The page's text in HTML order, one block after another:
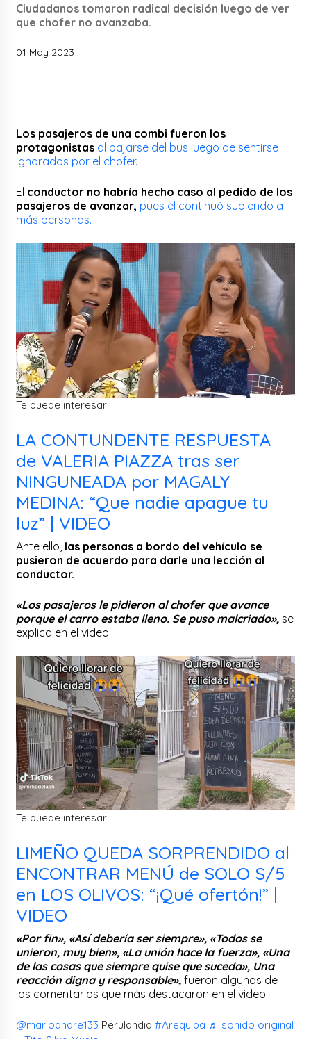
Ciudadanos tomaron radical decisión luego de ver
que chofer no avanzaba.
01 May 2023
Los pasajeros de una combi fueron los
protagonistas al bajarse del bus luego de sentirse
ignorados por el chofer.
El conductor no habría hecho caso al pedido de los
pasajeros de avanzar, pues él continuó subiendo a
más personas.
Te puede interesar
LA CONTUNDENTE RESPUESTA
de VALERIA PIAZZA tras ser
NINGUNEADA por MAGALY
MEDINA: “Que nadie apague tu
luz” | VIDEO
Ante ello, las personas a bordo del vehículo se
pusieron de acuerdo para darle una lección al
conductor.
«Los pasajeros le pidieron al chofer que avance
porque el carro estaba lleno. Se puso malcriado», se
explica en el video.
Te puede interesar
LIMEÑO QUEDA SORPRENDIDO al
ENCONTRAR MENÚ de SOLO S/5
en LOS OLIVOS: “¡Qué ofertón!” |
VIDEO
«Por fin», «Así debería ser siempre», «Todos se
unieron, muy bien», «La unión hace la fuerza», «Una
de las cosas que siempre quise que suceda», Una
reacción digna y responsable»,fueron algunos de
los comentarios que más destacaron en el video.
@marioandre133 Perulandia#Arequipa ♬ sonido original